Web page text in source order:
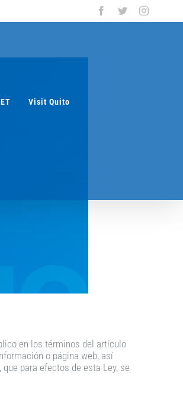
Facebook
Twitter
Visit Quito
en los términos del artículo
o página web, así
para efectos de esta Ley, se